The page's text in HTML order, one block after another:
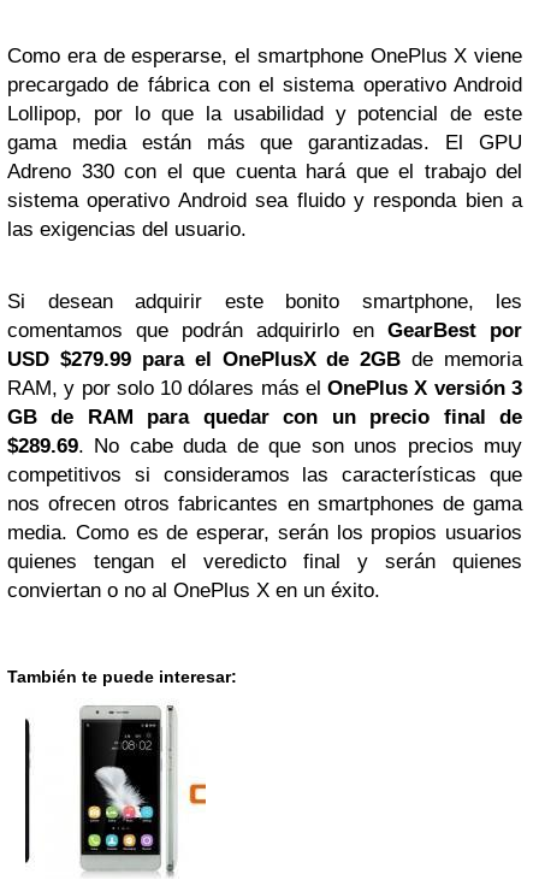
Como era de esperarse, el smartphone OnePlus X viene
precargado de fábrica con el sistema operativo Android
Lollipop, por lo que la usabilidad y potencial de este
gama media están más que garantizadas. El GPU
Adreno 330 con el que cuenta hará que el trabajo del
sistema operativo Android sea fluido y responda bien a
las exigencias del usuario.
Si desean adquirir este bonito smartphone, les
comentamos que podrán adquirirlo en GearBest por
USD $279.99 para el OnePlusX de 2GB de memoria
RAM, y por solo 10 dólares más elOnePlus X versión 3
GB de RAM para quedar con un precio final de
$289.69. No cabe duda de que son unos precios muy
competitivos si consideramos las características que
nos ofrecen otros fabricantes en smartphones de gama
media. Como es de esperar, serán los propios usuarios
quienes tengan el veredicto final y serán quienes
conviertan o no al OnePlus X en un éxito.
También te puede interesar: